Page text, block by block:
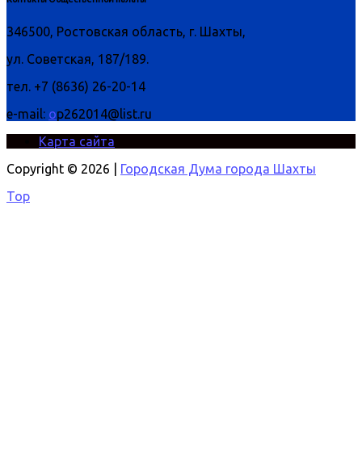
346500, Ростовская область, г. Шахты,
ул. Советская, 187/189.
тел. +7 (8636) 26-20-14
e-mail: op262014@list.ru
Карта сайта
Copyright © 2026 |
Городская Дума города Шахты
Top